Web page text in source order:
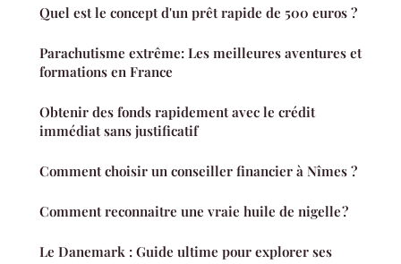
Quel est le concept d'un prêt rapide de 500 euros ?
Parachutisme extrême: Les meilleures aventures et
formations en France
Obtenir des fonds rapidement avec le crédit
immédiat sans justificatif
Comment choisir un conseiller financier à Nîmes ?
Comment reconnaitre une vraie huile de nigelle ?
Le Danemark : Guide ultime pour explorer ses